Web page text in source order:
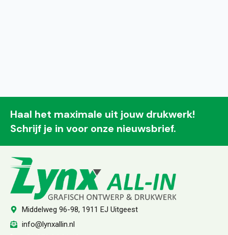
Haal het maximale uit jouw drukwerk!
Schrijf je in voor onze nieuwsbrief.
Middelweg 96-98, 1911 EJ Uitgeest
info@lynxallin.nl